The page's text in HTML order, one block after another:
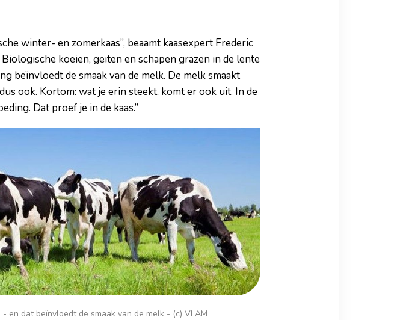
winter- en zomerkaas”, beaamt kaasexpert Frederic
koeien, geiten en schapen grazen in de lente
beïnvloedt de smaak van de melk. De melk smaakt
ook. Kortom: wat je erin steekt, komt er ook uit. In de
Dat proef je in de kaas.”
en dat beïnvloedt de smaak van de melk - (c) VLAM